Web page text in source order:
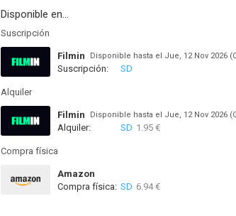
Disponible en...
Suscripción
Filmin Disponible hasta el Jue, 12 Nov 2026
Suscripción: SD
Alquiler
Filmin Disponible hasta el Jue, 12 Nov 2026
Alquiler: SD 1.95 €
Compra física
Amazon
Compra física: SD 6.94 €